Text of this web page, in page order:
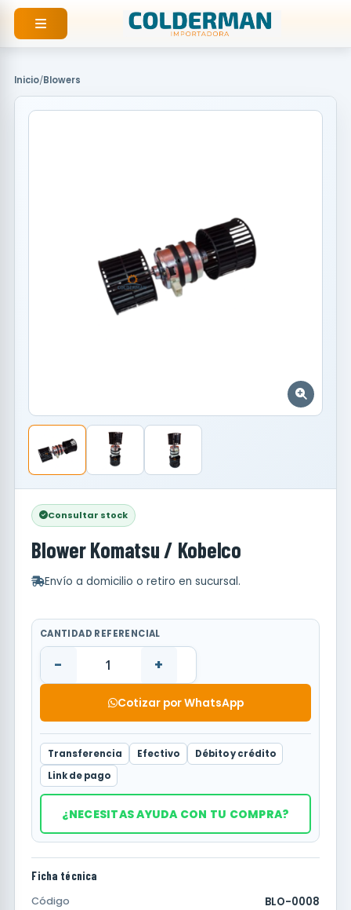
contenido
Inicio/Blowers
Consultar stock
Blower Komatsu / Kobelco
Envío a domicilio o retiro en sucursal.
CANTIDAD REFERENCIAL
- +
Cotizar por WhatsApp
Transferencia Efectivo
Débito y crédito
Link de pago
¿NECESITAS AYUDA CON TU COMPRA?
Ficha técnica
Código BLO-0008